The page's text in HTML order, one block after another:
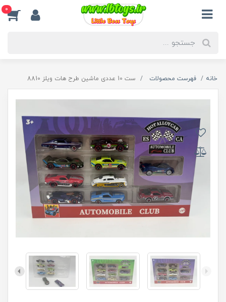
0
خانه فهرست محصولات ست 10 عددی ماشین طرح هات ویلز 8810